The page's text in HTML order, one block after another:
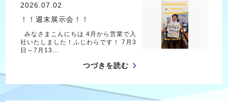
2026.07.02
！！週末展示会！！
みなさまこんにちは 4月から営業で入
社いたしました！ふじわらです！ 7月3
日～7月13…
つづきを読む